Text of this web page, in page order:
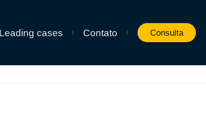
Leading cases Contato Consulta